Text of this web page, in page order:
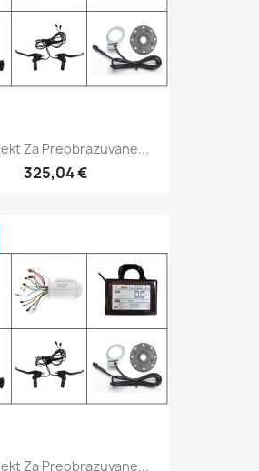
Za Preobrazuvane...
325,04 €
Za Preobrazuvane...